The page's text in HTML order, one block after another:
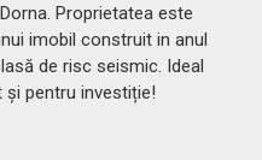
Proprietatea este
imobil construit in anul
de risc seismic. Ideal
pentru investiție!